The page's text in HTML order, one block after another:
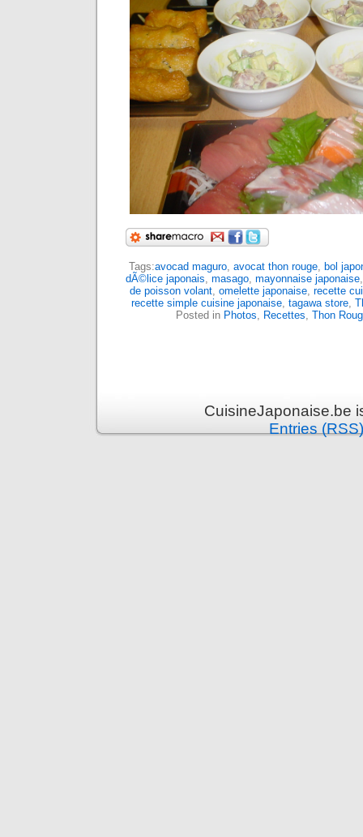
Tags:avocad maguro, avocat thon rouge, bol
dÃ©lice japonais, masago, mayonnaise japonaise
de poisson volant, omelette japonaise, recette
recette simple cuisine japonaise, tagawa store,
Posted in Photos, Recettes, Thon
CuisineJaponaise.be
Entries (RSS)